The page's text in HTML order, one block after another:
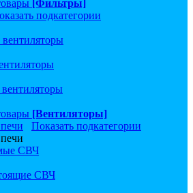
[Фильтры]
подкатегории
[Вентиляторы]
Показать подкатегории
СВЧ
СВЧ